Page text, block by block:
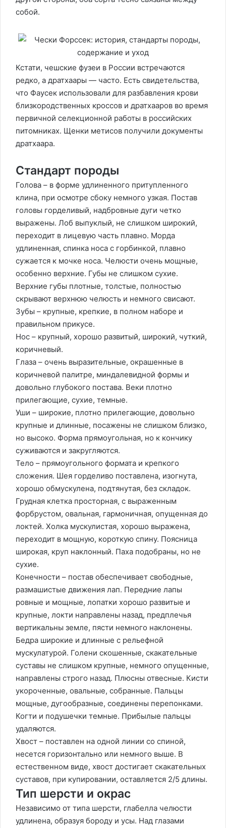
собой.
Кстати, чешские фузеи в России встречаются
редко, а дратхаары — часто. Есть свидетельства,
что Фаусек использовали для разбавления крови
близкородственных кроссов и дратхааров во время
первичной селекционной работы в российских
питомниках. Щенки метисов получили документы
дратхаара.
Стандарт породы
Голова – в форме удлиненного притупленного
клина, при осмотре сбоку немного узкая. Постав
головы горделивый, надбровные дуги четко
выражены. Лоб выпуклый, не слишком широкий,
переходит в лицевую часть плавно. Морда
удлиненная, спинка носа с горбинкой, плавно
сужается к мочке носа. Челюсти очень мощные,
особенно верхние. Губы не слишком сухие.
Верхние губы плотные, толстые, полностью
скрывают верхнюю челюсть и немного свисают.
Зубы – крупные, крепкие, в полном наборе и
правильном прикусе.
Нос – крупный, хорошо развитый, широкий, чуткий,
коричневый.
Глаза – очень выразительные, окрашенные в
коричневой палитре, миндалевидной формы и
довольно глубокого постава. Веки плотно
прилегающие, сухие, темные.
Уши – широкие, плотно прилегающие, довольно
крупные и длинные, посажены не слишком близко,
но высоко. Форма прямоугольная, но к кончику
суживаются и закругляются.
Тело – прямоугольного формата и крепкого
сложения. Шея горделиво поставлена, изогнута,
хорошо обмускулена, подтянутая, без складок.
Грудная клетка просторная, с выраженным
форбрустом, овальная, гармоничная, опущенная до
локтей. Холка мускулистая, хорошо выражена,
переходит в мощную, короткую спину. Поясница
широкая, круп наклонный. Паха подобраны, но не
сухие.
Конечности – постав обеспечивает свободные,
размашистые движения лап. Передние лапы
ровные и мощные, лопатки хорошо развитые и
крупные, локти направлены назад, предплечья
вертикальны земле, пясти немного наклонены.
Бедра широкие и длинные с рельефной
мускулатурой. Голени скошенные, скакательные
суставы не слишком крупные, немного опущенные,
направлены строго назад. Плюсны отвесные. Кисти
укороченные, овальные, собранные. Пальцы
мощные, дугообразные, соединены перепонками.
Когти и подушечки темные. Прибылые пальцы
удаляются.
Хвост – поставлен на одной линии со спиной,
несется горизонтально или немного выше. В
естественном виде, хвост достигает скакательных
суставов, при купировании, оставляется 2/5 длины.
Тип шерсти и окрас
Независимо от типа шерсти, глабелла челюсти
удлинена, образуя бороду и усы. Над глазами